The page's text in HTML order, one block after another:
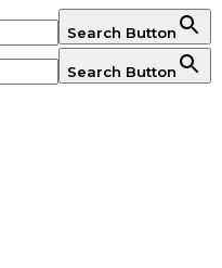
Search Button
Search Button